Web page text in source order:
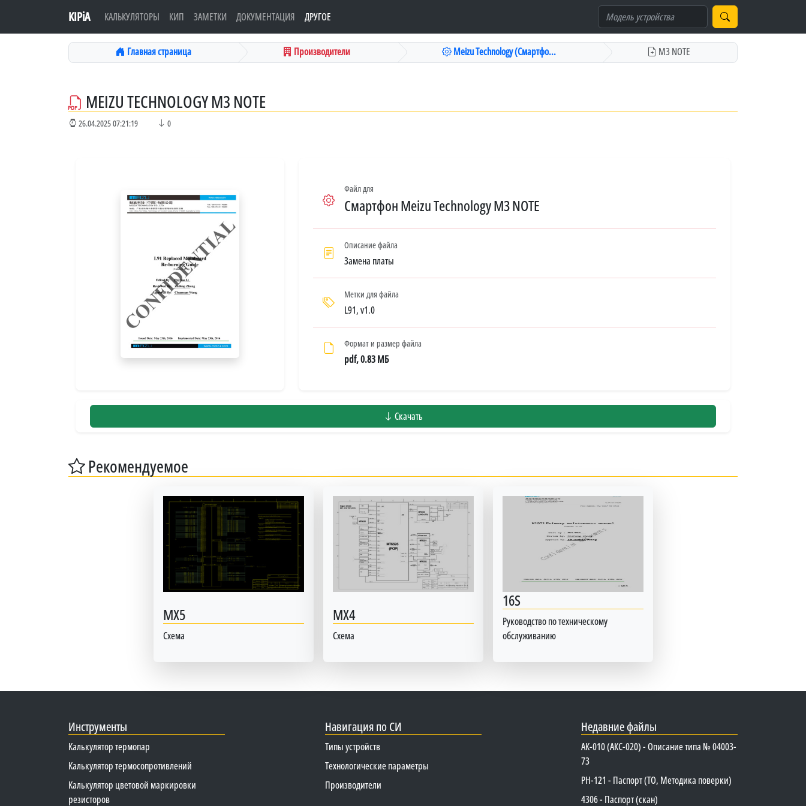
KIPiA КАЛЬКУЛЯТОРЫ КИП ЗАМЕТКИ ДОКУМЕНТАЦИЯ ДРУГОЕ
Главная страница Производители Meizu Technology (Смартфо... M3 NOTE
MEIZU TECHNOLOGY M3 NOTE
26.04.2025 07:21:19 0
Файл для
Смартфон Meizu Technology M3 NOTE
Описание файла
Замена платы
Метки для файла
L91, v1.0
Формат и размер файла
pdf, 0.83 МБ
Скачать
Рекомендуемое
MX5
Схема
MX4
Схема
16S
Руководство по техническому
обслуживанию
Инструменты
Калькулятор термопар
Калькулятор термосопротивлений
Калькулятор цветовой маркировки
резисторов
Навигация по СИ
Типы устройств
Технологические параметры
Производители
Недавние файлы
АК-010 (АКС-020) - Описание типа № 04003-
73
PH-121 - Паспорт (ТО, Методика поверки)
4306 - Паспорт (скан)